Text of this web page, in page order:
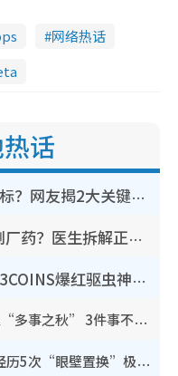
网络热话
话
装修拆铁闸随时变贼人目标？网友揭2大关键用途：装新款等于白装？附新旧铁闸分别
网传公立医院改用内地/副厂药？医生拆解正副厂分别，揭4类人换药随时出事
怕虫人士夏季救星！日本3COINS爆红驱虫神器$45起 1招“全程免触碰”轻松搞定小强
立秋2026｜8月7日立秋进入“多事之秋” 3件事不可做！专家教6招开运 清杂物／钱包纳气接好运
台风白海豚料周日袭浙江！经历5次“眼壁置换”极罕见 成登陆内地最长途台风